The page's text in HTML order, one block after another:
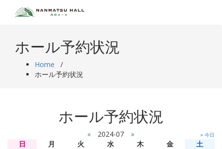
ホール予約状況
Home /
ホール予約状況
ホール予約状況
« 2024-07 » » 今日
日 月 火 水 木 金
土